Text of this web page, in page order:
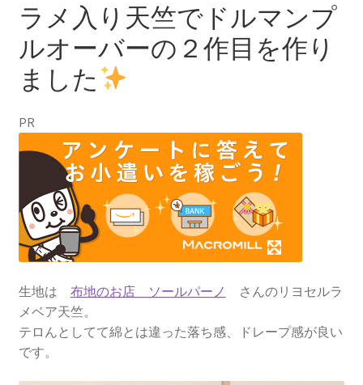
ラメ入り天竺でドルマンプ
ルオーバーの２作目を作り
ました
PR
生地は 布地のお店 ソールパーノ
さんのリヨセルラ
メベア天竺。
テロんとしてて綿とは違った落ち感、ドレープ感が良い
です。